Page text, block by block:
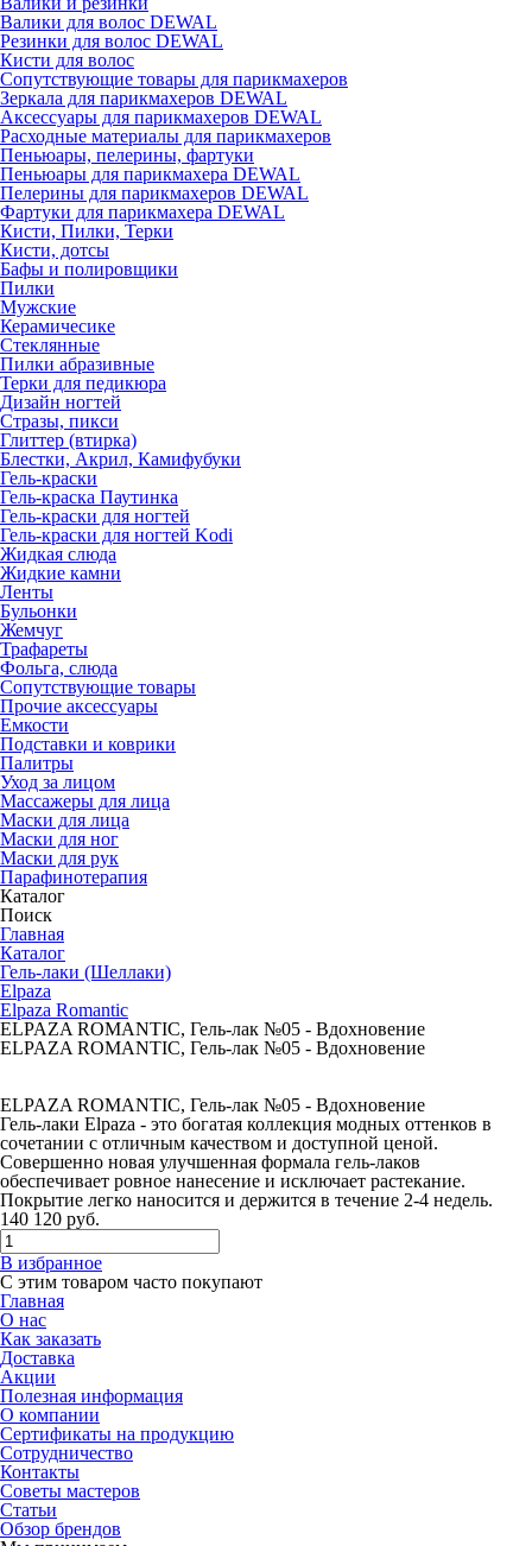
Валики для волос DEWAL
Резинки для волос DEWAL
Кисти для волос
Сопутствующие товары для парикмахеров
Зеркала для парикмахеров DEWAL
Аксессуары для парикмахеров DEWAL
Расходные материалы для парикмахеров
Пеньюары, пелерины, фартуки
Пеньюары для парикмахера DEWAL
Пелерины для парикмахеров DEWAL
Фартуки для парикмахера DEWAL
Кисти, Пилки, Терки
Кисти, дотсы
Бафы и полировщики
Пилки
Мужские
Керамичесике
Стеклянные
Пилки абразивные
Терки для педикюра
Дизайн ногтей
Стразы, пикси
Глиттер (втирка)
Блестки, Акрил, Камифубуки
Гель-краски
Гель-краска Паутинка
Гель-краски для ногтей
Гель-краски для ногтей Kodi
Жидкая слюда
Жидкие камни
Ленты
Бульонки
Жемчуг
Трафареты
Фольга, слюда
Сопутствующие товары
Прочие аксессуары
Емкости
Подставки и коврики
Палитры
Уход за лицом
Массажеры для лица
Маски для лица
Маски для ног
Маски для рук
Парафино­терапия
Каталог
Поиск
Главная
Каталог
Гель-лаки (Шеллаки)
Elpaza
Elpaza Romantic
ELPAZA ROMANTIC, Гель-лак №05 - Вдохновение
ELPAZA ROMANTIC, Гель-лак №05 - Вдохновение
ELPAZA ROMANTIC, Гель-лак №05 - Вдохновение
Гель-лаки Elpaza - это богатая коллекция модных оттенков в
сочетании с отличным качеством и доступной ценой.
Совершенно новая улучшенная формала гель-лаков
обеспечивает ровное нанесение и исключает растекание.
Покрытие легко наносится и держится в течение 2-4 недель.
140 120 руб.
В избранное
С этим товаром часто покупают
Главная
О нас
Как заказать
Доставка
Акции
Полезная информация
О компании
Сертификаты на продукцию
Сотрудничество
Контакты
Советы мастеров
Статьи
Обзор брендов